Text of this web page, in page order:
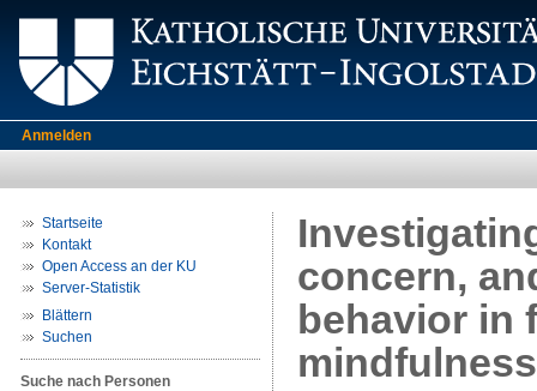
Anmelden
Startseite
Kontakt
Open Access an der KU
Server-Statistik
Blättern
Suchen
Suche nach Personen
concern,
behavior in